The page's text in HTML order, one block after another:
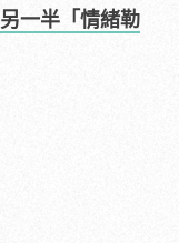
一半「情緒勒